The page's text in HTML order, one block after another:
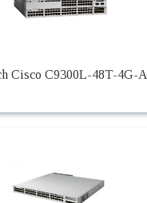
Cisco C9300L-48T-4G-A